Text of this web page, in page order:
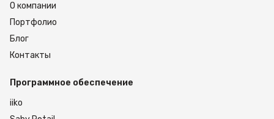
О компании
Портфолио
Блог
Контакты
Программное обеспечение
iiko